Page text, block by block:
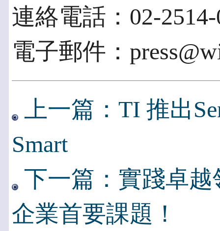
連絡電話：02-2514-
電子郵件：
上一篇：TI 推出
Smart
下一篇：實踐卓
企業首要課題！